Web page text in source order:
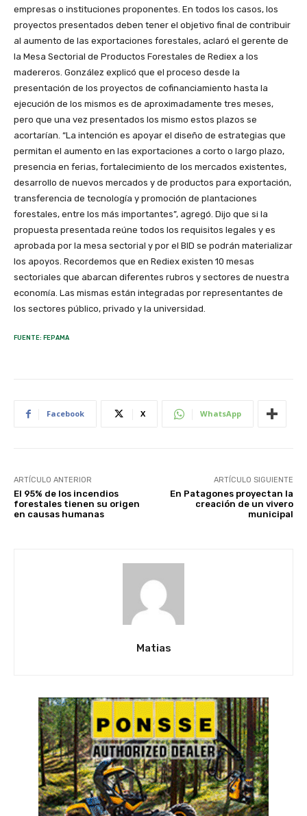
empresas o instituciones proponentes. En todos los casos, los
proyectos presentados deben tener el objetivo final de contribuir
al aumento de las exportaciones forestales, aclaró el gerente de
la Mesa Sectorial de Productos Forestales de Rediex a los
madereros. González explicó que el proceso desde la
presentación de los proyectos de cofinanciamiento hasta la
ejecución de los mismos es de aproximadamente tres meses,
pero que una vez presentados los mismo estos plazos se
acortarían. “La intención es apoyar el diseño de estrategias que
permitan el aumento en las exportaciones a corto o largo plazo,
presencia en ferias, fortalecimiento de los mercados existentes,
desarrollo de nuevos mercados y de productos para exportación,
transferencia de tecnología y promoción de plantaciones
forestales, entre los más importantes”, agregó. Dijo que si la
propuesta presentada reúne todos los requisitos legales y es
aprobada por la mesa sectorial y por el BID se podrán materializar
los apoyos. Recordemos que en Rediex existen 10 mesas
sectoriales que abarcan diferentes rubros y sectores de nuestra
economía. Las mismas están integradas por representantes de
los sectores público, privado y la universidad.
FUENTE: FEPAMA
Facebook X WhatsApp
ARTÍCULO ANTERIOR
El 95% de los incendios
forestales tienen su origen
en causas humanas
ARTÍCULO SIGUIENTE
En Patagones proyectan la
creación de un vivero
municipal
Matias